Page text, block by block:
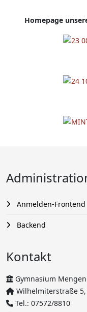
Homepage
Anmelden-Frontend
Backend
Kontakt
Gymnasium Mengen
Wilhelmiterstraße
Tel.: 07572/8810